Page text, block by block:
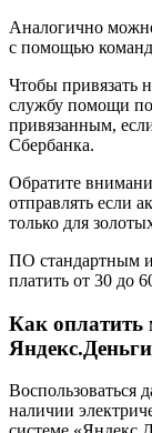
Аналогично
с помощью
Чтобы привязать
службу помощи по
привязанным,
Сбербанка.
Обратите
отправлять если
только для
ПО стандартным и
платить от 30 до
Как оплатить
Яндекс.Деньги
Воспользоваться
наличии